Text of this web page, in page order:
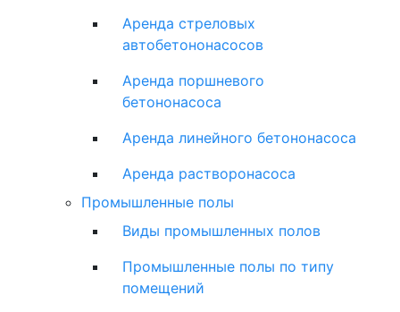
Аренда стреловых
автобетононасосов
Аренда поршневого
бетононасоса
Аренда линейного бетононасоса
Аренда растворонасоса
Промышленные полы
Виды промышленных полов
Промышленные полы по типу
помещений